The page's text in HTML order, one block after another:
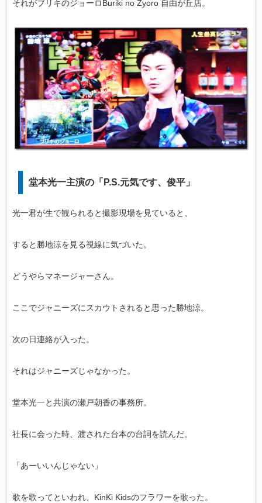
それがブリキのジョーロBuriki no Zyoro 自由が丘店。
堂本光一主演の「P.S.元気です、俊平」
光一君が生で観られると撮影現場を見ていると、
すると勝地涼を見る視線に気づいた。
どうやらマネージャーさん。
ここでジャニーズにスカウトされると思った勝地涼。
次の日連絡が入った。
それはジャニーズじゃなかった。
堂本光一と共演の瀬戸朝香の事務所。
社長に会った時、渡された台本の台詞を読んだ。
「あーいいんじゃない」
歌を歌ってといわれ、KinKi Kidsのフラワーを歌った。